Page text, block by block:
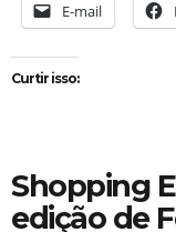
E-mail
Curtir isso:
Shopping
edição de